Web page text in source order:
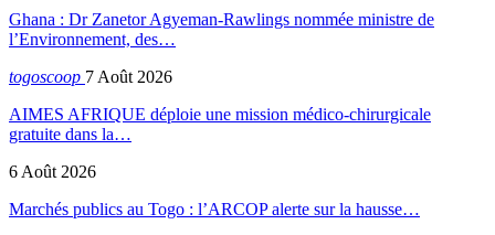
Ghana : Dr Zanetor Agyeman-Rawlings nommée ministre de
l’Environnement, des…
togoscoop 7 Août 2026
AIMES AFRIQUE déploie une mission médico-chirurgicale
gratuite dans la…
6 Août 2026
Marchés publics au Togo : l’ARCOP alerte sur la hausse…